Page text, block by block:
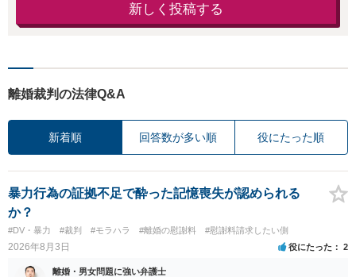
新しく投稿する
離婚裁判の法律Q&A
新着順 回答数が多い順 役にたった順
暴力行為の証拠不足で酔った記憶喪失が認められる
か？
#DV・暴力 #裁判 #モラハラ #離婚の慰謝料 #慰謝料請求したい側
2026年8月3日 役にたった 2
離婚・男女問題に強い弁護士